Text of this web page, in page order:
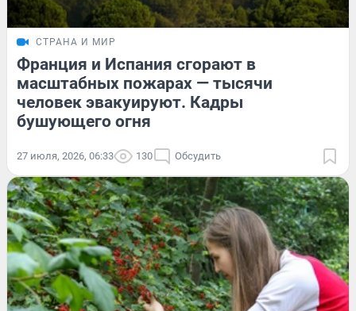
СТРАНА И МИР
Франция и Испания сгорают в
масштабных пожарах — тысячи
человек эвакуируют. Кадры
бушующего огня
27 июля, 2026, 06:33 130 Обсудить